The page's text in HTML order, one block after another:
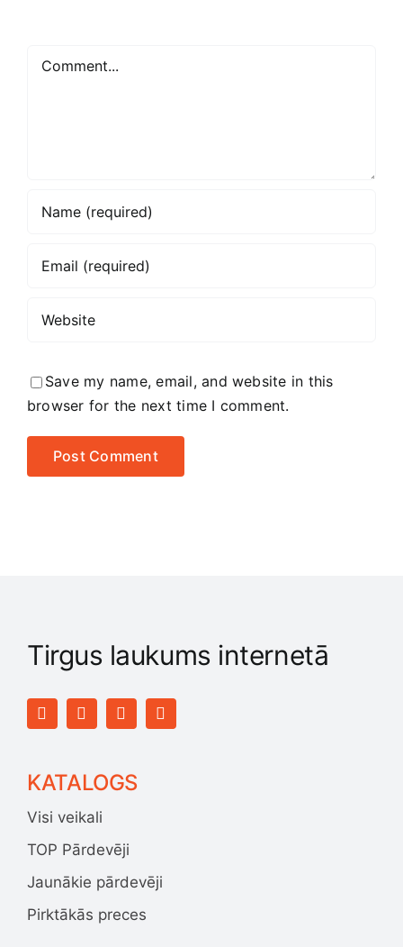
Save my name, email, and website in this
browser for the next time I comment.
Tirgus laukums internetā
KATALOGS
Visi veikali
TOP Pārdevēji
Jaunākie pārdevēji
Pirktākās preces